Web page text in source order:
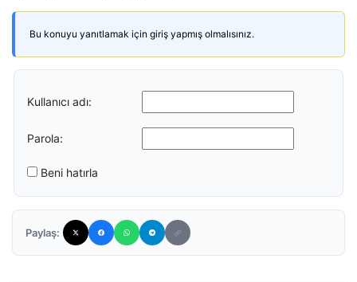
Bu konuyu yanıtlamak için giriş yapmış olmalısınız.
Kullanıcı adı:
Parola:
Beni hatırla
Paylaş: